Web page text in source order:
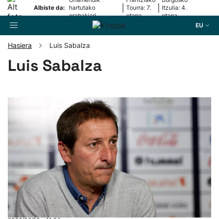
Albiste da:
hartutako
erabakiari
erantzun dio
Tourra: 7.
etapa
Itzulia: 4.
etapa
EU
Futbola
Saskibaloia
Txirrindularitza
Hasiera Luis Sabalza
Luis Sabalza